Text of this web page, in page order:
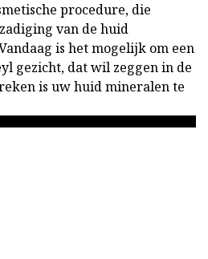
procedure, die
van de huid
is het mogelijk om een
gezicht, dat wil zeggen in de
is uw huid mineralen te